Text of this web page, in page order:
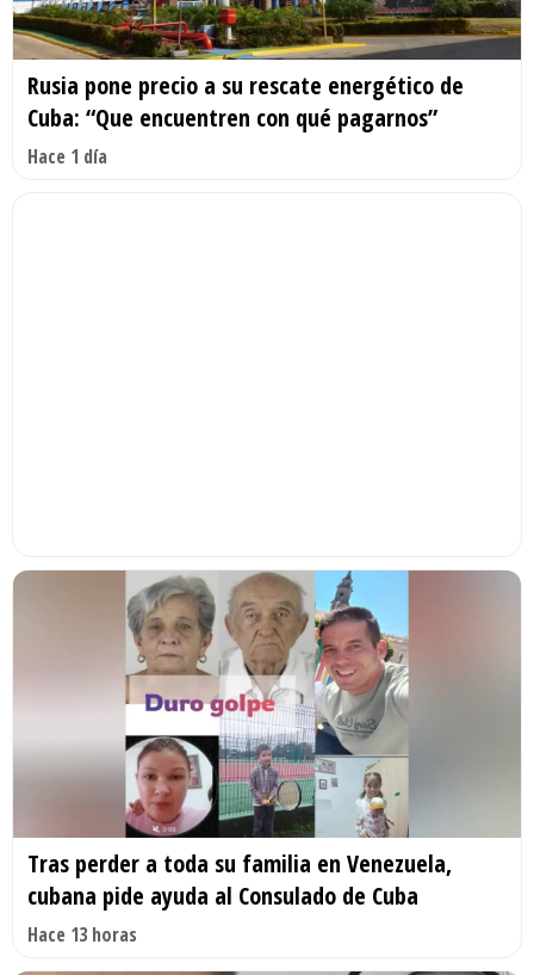
Rusia pone precio a su rescate energético de
Cuba: “Que encuentren con qué pagarnos”
Hace 1 día
Tras perder a toda su familia en Venezuela,
cubana pide ayuda al Consulado de Cuba
Hace 13 horas